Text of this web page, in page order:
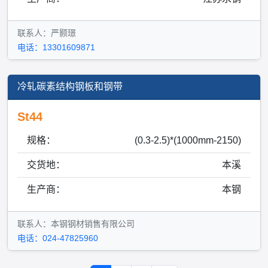
联系人：严颢璟
电话：13301609871
冷轧碳素结构钢板和钢带
St44
规格： (0.3-2.5)*(1000mm-2150)
交货地： 本溪
生产商： 本钢
联系人：本钢钢材销售有限公司
电话：024-47825960